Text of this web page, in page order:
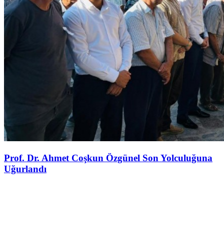
Prof. Dr. Ahmet Coşkun Özgünel Son Yolculuğuna
Uğurlandı